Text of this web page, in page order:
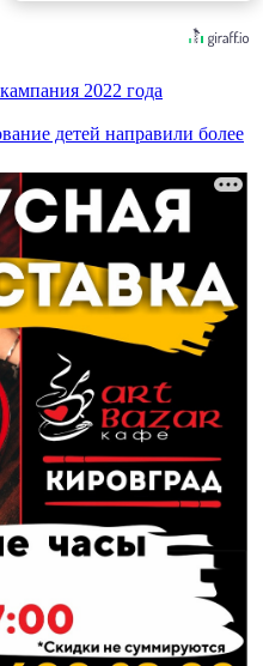
2022 года
детей направили более